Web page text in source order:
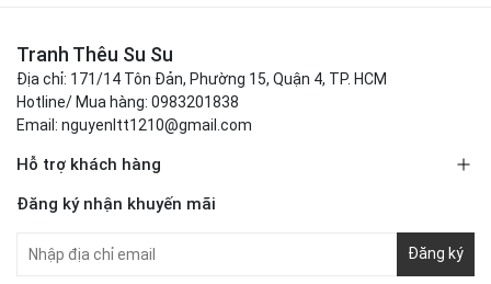
Tranh Thêu Su Su
Địa chỉ: 171/14 Tôn Đản, Phường 15, Quận 4, TP. HCM
Hotline/ Mua hàng: 0983201838
Email: nguyenltt1210@gmail.com
Hỗ trợ khách hàng
Đăng ký nhận khuyến mãi
Đăng ký